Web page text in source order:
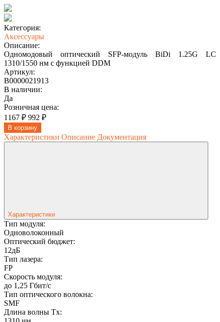
Категория:
Аксессуары
Описание:
Одномодовый оптический SFP-модуль BiDi 1.25G LC
1310/1550 нм с функцией DDM
Артикул:
В0000021913
В наличии:
Да
Розничная цена:
1167 ₽ 992 ₽
В корзину
Характеристики Описание Документация
Характеристики
Тип модуля:
Одноволоконный
Оптический бюджет:
12дБ
Тип лазера:
FP
Скорость модуля:
до 1,25 Гбит/с
Тип оптического волокна:
SMF
Длина волны Tx: